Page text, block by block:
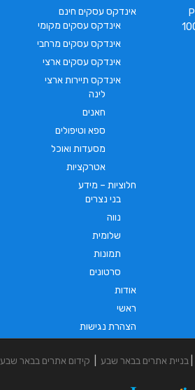
אינדקס עסקים חינם
אינדקס עסקים מקומי
אינדקס עסקים מרחבי
אינדקס עסקים ארצי
אינדקס תיירות ארצי
לינה
חאנים
ספא וטיפולים
מסעדות ואוכל
אטרקציות
חלוציות – מידע
בני נצרים
נווה
שלומית
תמונות
סרטונים
אודות
ראשי
הצהרת נגישות
בניית אתרים בבאר שבע קידום אתרים בבאר שבע